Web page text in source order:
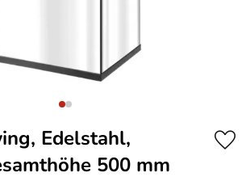
Edelstahl,
500 mm